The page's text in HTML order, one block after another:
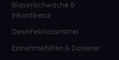
Blasenschwäche &
Inkontinenz
Desinfektionsmittel
Einnehmehilfen & Dosierer